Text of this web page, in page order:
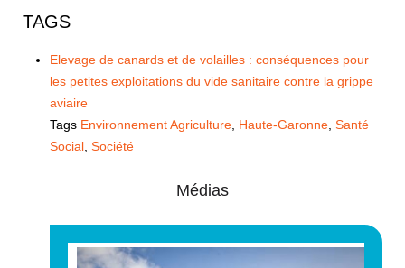
TAGS
Elevage de canards et de volailles : conséquences pour
les petites exploitations du vide sanitaire contre la grippe
aviaire
Tags Environnement Agriculture Haute-Garonne Santé
Social Société
Médias